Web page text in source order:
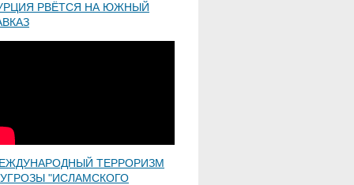
РВЁТСЯ НА ЮЖНЫЙ
ТЕРРОРИЗМ
"ИСЛАМСКОГО